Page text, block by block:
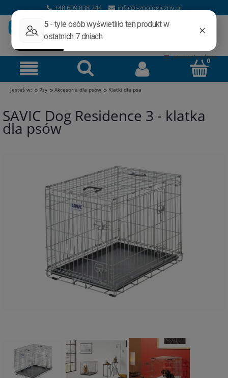
+48 609 838 244 info@i-zoologiczny.pl
Jesteś w: » Psy » Akcesoria dla psów » Klatki dla psa
SAVIC Dog Residence 3 - klatka
dla psów